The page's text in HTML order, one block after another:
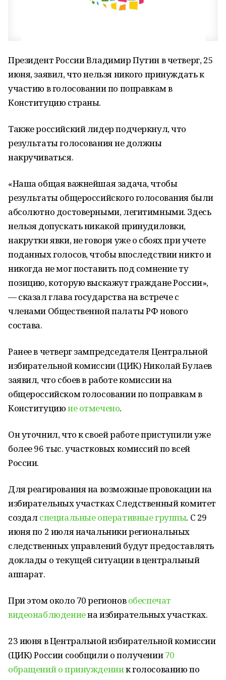
Президент России Владимир Путин в четверг, 25
июня, заявил, что нельзя никого принуждать к
участию в голосовании по поправкам в
Конституцию страны.
Также российский лидер подчеркнул, что
результаты голосования не должны
накручиваться.
«Наша общая важнейшая задача, чтобы
результаты общероссийского голосования были
абсолютно достоверными, легитимными. Здесь
нельзя допускать никакой принудиловки,
накрутки явки, не говоря уже о сбоях при учете
поданных голосов, чтобы впоследствии никто и
никогда не мог поставить под сомнение ту
позицию, которую выскажут граждане России»,
— сказал глава государства на встрече с
членами Общественной палаты РФ нового
состава.
Ранее в четверг зампредседателя Центральной
избирательной комиссии (ЦИК) Николай Булаев
заявил, что сбоев в работе комиссии на
общероссийском голосовании по поправкам в
Конституциюне отмечено.
Он уточнил, что к своей работе приступили уже
более 96 тыс. участковых комиссий по всей
России.
Для реагирования на возможные провокации на
избирательных участках Следственный комитет
создалспециальные оперативные группы. С 29
июня по 2 июля начальники региональных
следственных управлений будут предоставлять
доклады о текущей ситуации в центральный
аппарат.
При этом около 70 регионовобеспечат
видеонаблюдениена избирательных участках.
23 июня в Центральной избирательной комиссии
(ЦИК) России сообщили о получении70
обращений о принуждениик голосованию по